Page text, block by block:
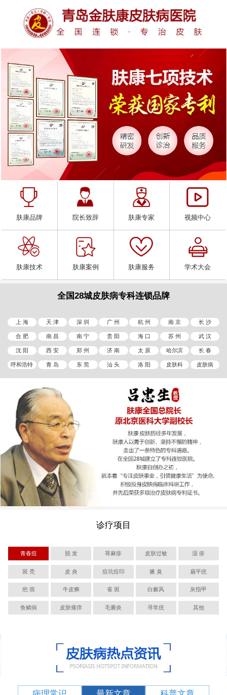
肤康品牌 院长致辞 肤康专家 视频中心
肤康技术 肤康案例 肤康服务 学术大会
全国28城皮肤病专科连锁品牌
上 海 天 津 深 圳 广 州 杭 州 南 京 长 沙
合 肥 南 昌 南 宁 贵 阳 海 口 苏 州 武 汉
沈 阳 西 安 郑 州 济 南 太 原 哈尔滨 长 春
呼和浩特 青 岛 东 莞 汕 头 洛 阳 皮肤科 皮肤病
诊疗项目
青春痘 脱 发 荨麻疹 皮肤过敏 湿 疹
斑 秃 皮 炎 痘坑痘印 腋 臭 扁平疣
疤 痕 牛皮癣 雀 斑 白癜风 灰指甲
鱼鳞病 皮肤瘙痒 毛囊炎 寻常疣 其他